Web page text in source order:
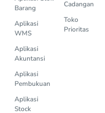
Barang
Aplikasi
WMS
Aplikasi
Akuntansi
Aplikasi
Pembukuan
Aplikasi
Stock
Cadangan
Toko
Prioritas